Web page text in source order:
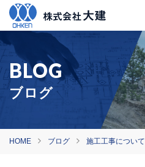
ブログ
HOME ブログ 施工工事について